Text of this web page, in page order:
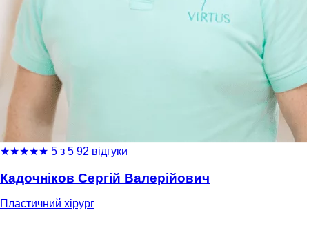
★★★★★ 5 з 5 92 відгуки
Кадочніков Сергій Валерійович
Пластичний хірург